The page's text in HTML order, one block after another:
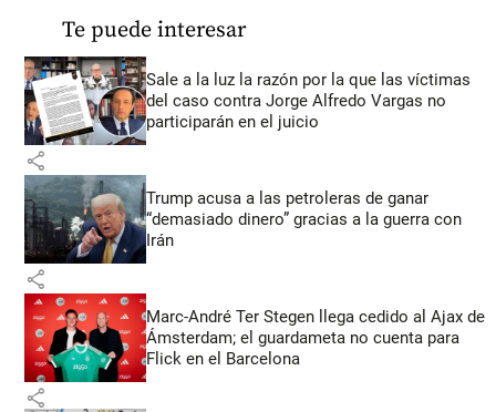
Te puede interesar
Sale a la luz la razón por la que las víctimas
del caso contra Jorge Alfredo Vargas no
participarán en el juicio
share
Trump acusa a las petroleras de ganar
“demasiado dinero” gracias a la guerra con
Irán
share
Marc-André Ter Stegen llega cedido al Ajax de
Ámsterdam; el guardameta no cuenta para
Flick en el Barcelona
share